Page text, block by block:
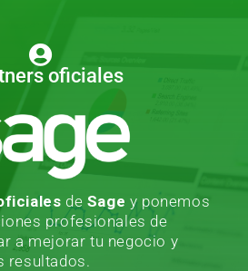
oficiales
de Sage y ponemos
profesionales de
a mejorar tu negocio y
resultados.